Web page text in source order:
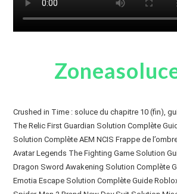
Crushed in Time : soluce du chapitre 10 (fin),
The Relic First Guardian Solution Complète
Solution Complète AEM NCIS Frappe de
Avatar Legends The Fighting Game Solution
Dragon Sword Awakening Solution Complète
Emotia Escape Solution Complète Guide